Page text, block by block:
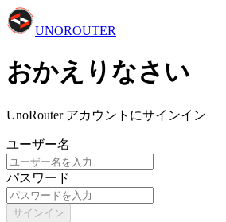
UNOROUTER
おかえりなさい
UnoRouter アカウントにサインイン
ユーザー名
パスワード
サインイン